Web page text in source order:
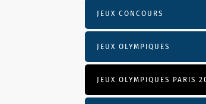
JEUX CONCOURS
JEUX OLYMPIQUES
JEUX OLYMPIQUES PARIS